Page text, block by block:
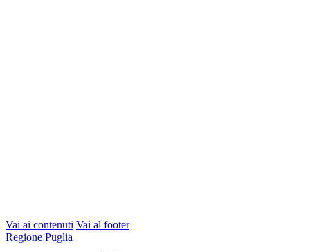
Vai ai contenuti Vai al footer
Regione Puglia